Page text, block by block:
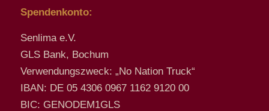
Spendenkonto:
Senlima e.V.
GLS Bank, Bochum
Verwendungszweck: „No Nation Truck“
IBAN: DE 05 4306 0967 1162 9120 00
BIC: GENODEM1GLS